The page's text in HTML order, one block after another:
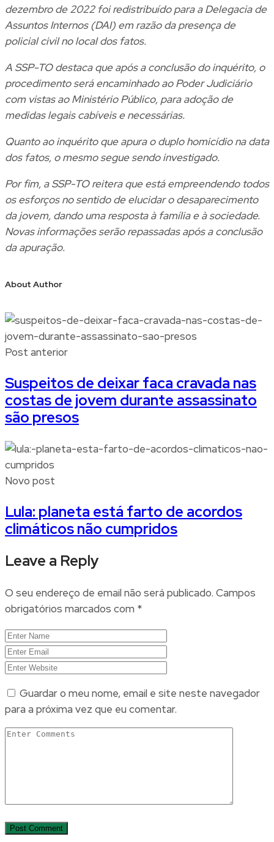
dezembro de 2022 foi redistribuído para a Delegacia de
Assuntos Internos (DAI) em razão da presença de
policial civil no local dos fatos.
A SSP-TO destaca que após a conclusão do inquérito, o
procedimento será encaminhado ao Poder Judiciário
com vistas ao Ministério Público, para adoção de
medidas legais cabíveis e necessárias.
Quanto ao inquérito que apura o duplo homicídio na data
dos fatos, o mesmo segue sendo investigado.
Por fim, a SSP-TO reitera que está empreendendo todos
os esforços no sentido de elucidar o desaparecimento
da jovem, dando uma resposta à família e à sociedade.
Novas informações serão repassadas após a conclusão
da apuração.
About Author
Post anterior
Suspeitos de deixar faca cravada nas
costas de jovem durante assassinato
são presos
Novo post
Lula: planeta está farto de acordos
climáticos não cumpridos
Leave a Reply
O seu endereço de email não será publicado. Campos
obrigatórios marcados com *
Guardar o meu nome, email e site neste navegador
para a próxima vez que eu comentar.